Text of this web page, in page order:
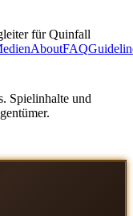
für Quinfall
AboutFAQ
Spielinhalte und